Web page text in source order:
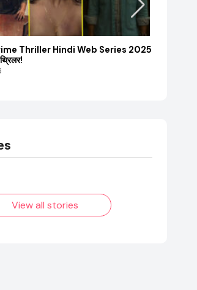
Thriller Hindi Web Series 2025
एक
फिल्मों का जादू और
View all stories